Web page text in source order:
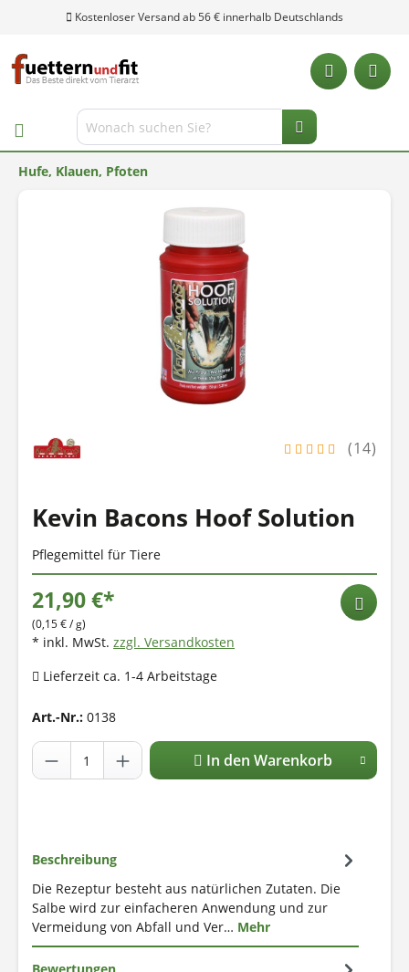
Kostenloser Versand ab 56 € innerhalb Deutschlands
Hufe, Klauen, Pfoten
(14)
Kevin Bacons Hoof Solution
Pflegemittel für Tiere
21,90 €*
(0,15 € / g)
* inkl. MwSt. zzgl. Versandkosten
Lieferzeit ca. 1-4 Arbeitstage
Art.-Nr.: 0138
In den Warenkorb
Beschreibung
Die Rezeptur besteht aus natürlichen Zutaten. Die
Salbe wird zur einfacheren Anwendung und zur
Vermeidung von Abfall und Ver… Mehr